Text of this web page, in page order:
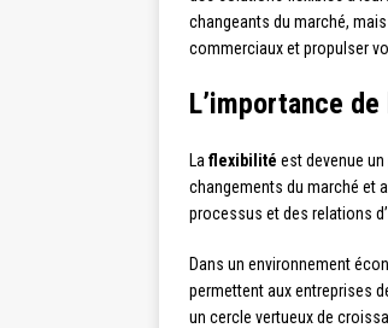
changeants du marché,
commerciaux et propulser
L’importance
La flexibilité est devenue
changements du marché et
processus et des relations
Dans un environnement
permettent aux entreprises
un cercle vertueux de